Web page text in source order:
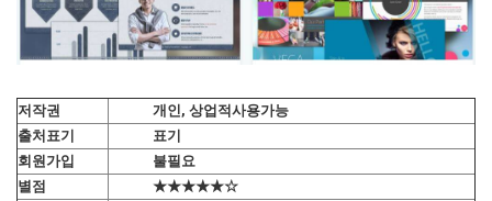
저작권
개인, 상업적사용가능
출처표기
표기
회원가입
불필요
별점
★★★★★☆